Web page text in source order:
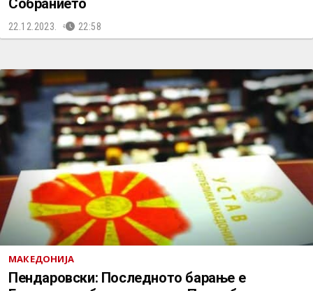
Собранието
22.12.2023. 22:58
МАКЕДОНИЈА
Пендаровски: Последното барање е